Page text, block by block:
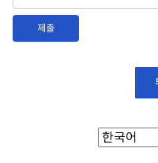
제출